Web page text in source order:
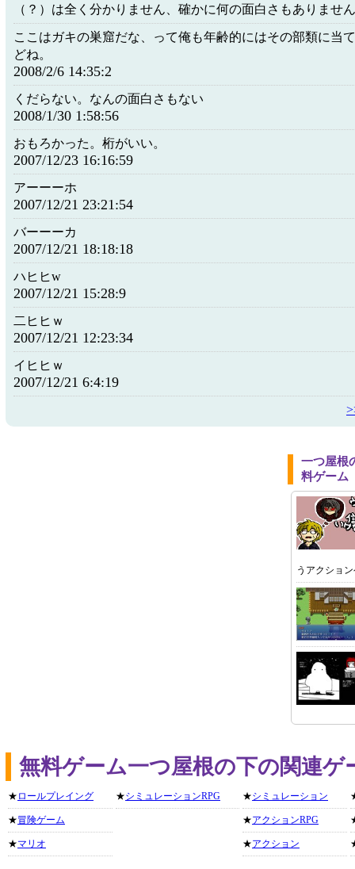
（？）は全く分かりません、確かに何の面白さもありませ
ここはガキの巣窟だな、って俺も年齢的にはその部類に当
どね。
2008/2/6 14:35:2
くだらない。なんの面白さもない
2008/1/30 1:58:56
おもろかった。桁がいい。
2007/12/23 16:16:59
アーーーホ
2007/12/21 23:21:54
バーーーカ
2007/12/21 18:18:18
ハヒヒw
2007/12/21 15:28:9
二ヒヒｗ
2007/12/21 12:23:34
イヒヒｗ
2007/12/21 6:4:19
一つ屋根
料ゲーム
うアクショ
無料ゲーム一つ屋根の下の関連ゲ
★ ロールプレイング
★冒険ゲーム
★マリオ
★シミュレーションRPG ★シミュレーション
★アクションRPG
★アクション